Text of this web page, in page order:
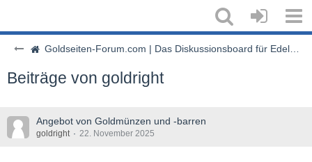
Goldseiten-Forum.com | Das Diskussionsboard für Edelmetalle & Rohstoffe
Beiträge von goldright
Angebot von Goldmünzen und -barren
goldright 22. November 2025